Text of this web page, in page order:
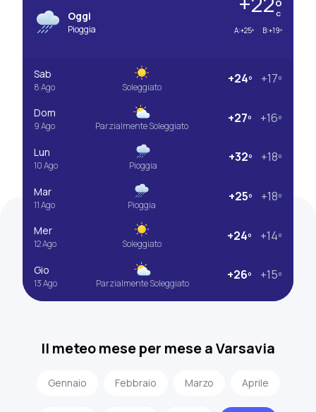
Oggi
Pioggia
C
A:+25º B:+19º
Sab
8 Ago Soleggiato
+24º +17º
Dom
9 Ago Parzialmente Soleggiato
+27º +16º
Lun
10 Ago Pioggia
+32º +18º
Mar
11 Ago Pioggia
+25º +18º
Mer
12 Ago Soleggiato
+24º +14º
Gio
13 Ago Parzialmente Soleggiato
+26º +15º
Il meteo mese per mese a Varsavia
Gennaio Febbraio Marzo Aprile